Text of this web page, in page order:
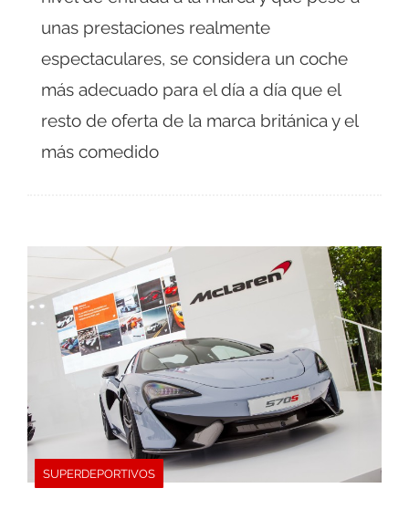
unas prestaciones realmente
espectaculares, se considera un coche
más adecuado para el día a día que el
resto de oferta de la marca británica y el
más comedido
SUPERDEPORTIVOS